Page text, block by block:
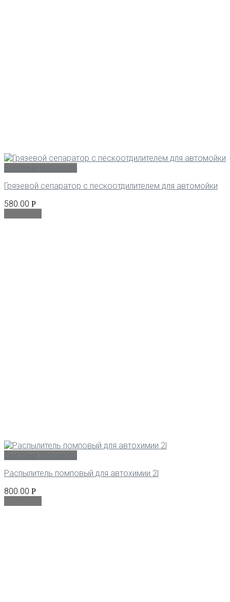
Грязевой сепаратор с пескоотдилителем для автомойки
580.00 Р
Распылитель помповый для автохимии 2l
800.00 Р